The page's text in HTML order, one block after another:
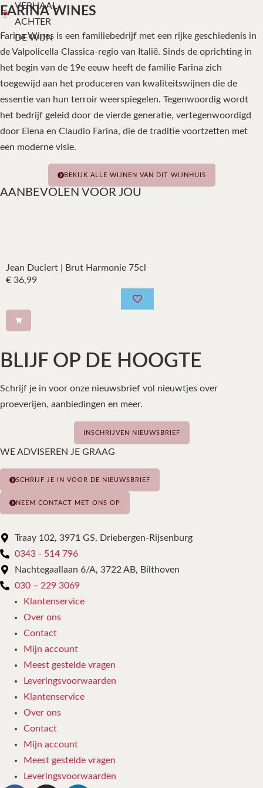
VERHAAL
ACHTER
DE WIJN
FARINA WINES
Farina Wines is een familiebedrijf met een rijke geschiedenis in
de Valpolicella Classica-regio van Italië. Sinds de oprichting in
het begin van de 19e eeuw heeft de familie Farina zich
toegewijd aan het produceren van kwaliteitswijnen die de
essentie van hun terroir weerspiegelen. Tegenwoordig wordt
het bedrijf geleid door de vierde generatie, vertegenwoordigd
door Elena en Claudio Farina, die de traditie voortzetten met
een moderne visie.
BEKIJK ALLE WIJNEN VAN DIT WIJNHUIS
AANBEVOLEN VOOR JOU
Jean Duclert | Brut Harmonie 75cl
€ 36,99
BLIJF OP DE HOOGTE
Schrijf je in voor onze nieuwsbrief vol nieuwtjes over
proeverijen, aanbiedingen en meer.
INSCHRIJVEN NIEUWSBRIEF
WE ADVISEREN JE GRAAG
SCHRIJF JE IN VOOR DE NIEUWSBRIEF
NEEM CONTACT MET ONS OP
Traay 102, 3971 GS, Driebergen-Rijsenburg
0343 - 514 796
Nachtegaallaan 6/A, 3722 AB, Bilthoven
030 – 229 3069
Klantenservice
Over ons
Contact
Mijn account
Meest gestelde vragen
Leveringsvoorwaarden
Klantenservice
Over ons
Contact
Mijn account
Meest gestelde vragen
Leveringsvoorwaarden